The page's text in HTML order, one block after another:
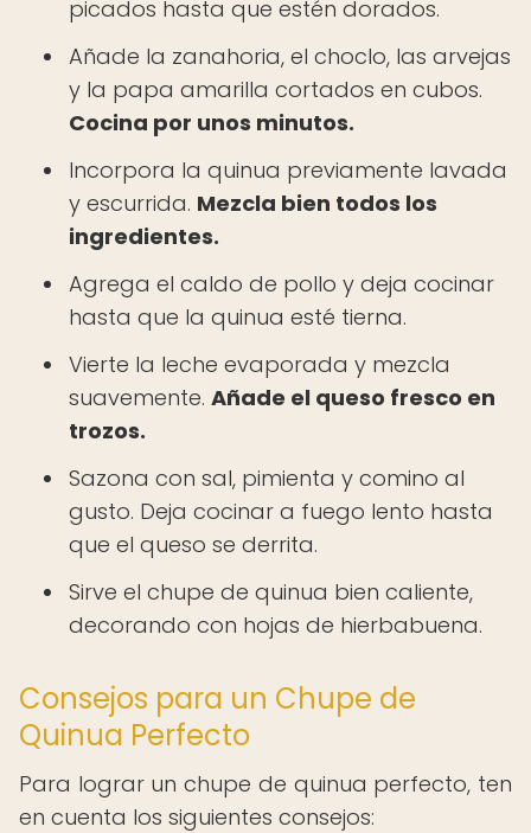
picados hasta que estén dorados.
Añade la zanahoria, el choclo, las arvejas
y la papa amarilla cortados en cubos.
Cocina por unos minutos.
Incorpora la quinua previamente lavada
y escurrida. Mezcla bien todos los
ingredientes.
Agrega el caldo de pollo y deja cocinar
hasta que la quinua esté tierna.
Vierte la leche evaporada y mezcla
suavemente. Añade el queso fresco en
trozos.
Sazona con sal, pimienta y comino al
gusto. Deja cocinar a fuego lento hasta
que el queso se derrita.
Sirve el chupe de quinua bien caliente,
decorando con hojas de hierbabuena.
Consejos para un Chupe de
Quinua Perfecto
Para lograr un chupe de quinua perfecto, ten
en cuenta los siguientes consejos: